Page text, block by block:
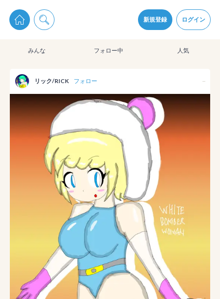
新規登録 ログイン
pixiv Sketchは2024年5月28日付で プライパシーポリシーを改定しました。
通知を受け取るにはここをクリックします
pixiv Sketchアプリでさらに快適に！
みんな フォロー中 人気
リック/RICK フォロー --